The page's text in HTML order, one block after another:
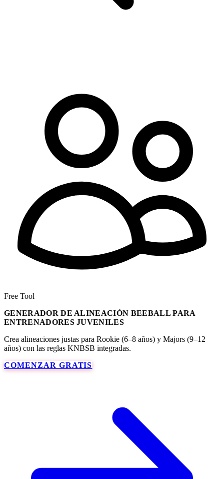
Free Tool
GENERADOR DE ALINEACIÓN BEEBALL PARA
ENTRENADORES JUVENILES
Crea alineaciones justas para Rookie (6–8 años) y Majors (9–12
años) con las reglas KNBSB integradas.
COMENZAR GRATIS